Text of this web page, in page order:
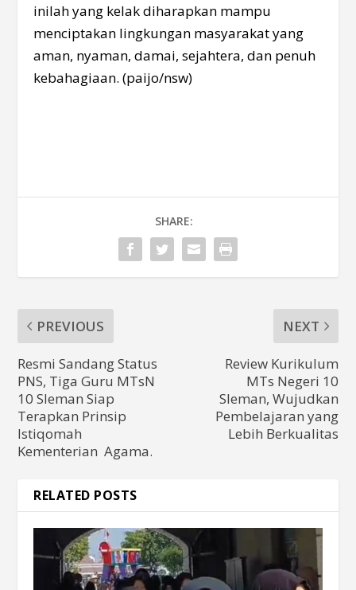
inilah yang kelak diharapkan mampu
menciptakan lingkungan masyarakat yang
aman, nyaman, damai, sejahtera, dan penuh
kebahagiaan. (paijo/nsw)
SHARE:
PREVIOUS
Resmi Sandang Status
PNS, Tiga Guru MTsN
10 Sleman Siap
Terapkan Prinsip
Istiqomah
Kementerian Agama.
NEXT
Review Kurikulum
MTs Negeri 10
Sleman, Wujudkan
Pembelajaran yang
Lebih Berkualitas
RELATED POSTS